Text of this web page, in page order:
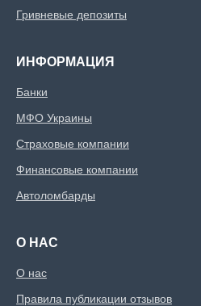
Гривневые депозиты
ИНФОРМАЦИЯ
Банки
МФО Украины
Страховые компании
Финансовые компании
Автоломбарды
О НАС
О нас
Правила публикации отзывов